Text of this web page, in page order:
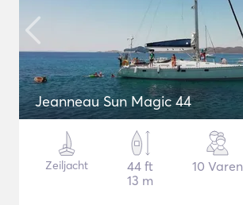
Jeanneau Sun Magic 44
Zeiljacht
44 ft
13 m
10 Varen